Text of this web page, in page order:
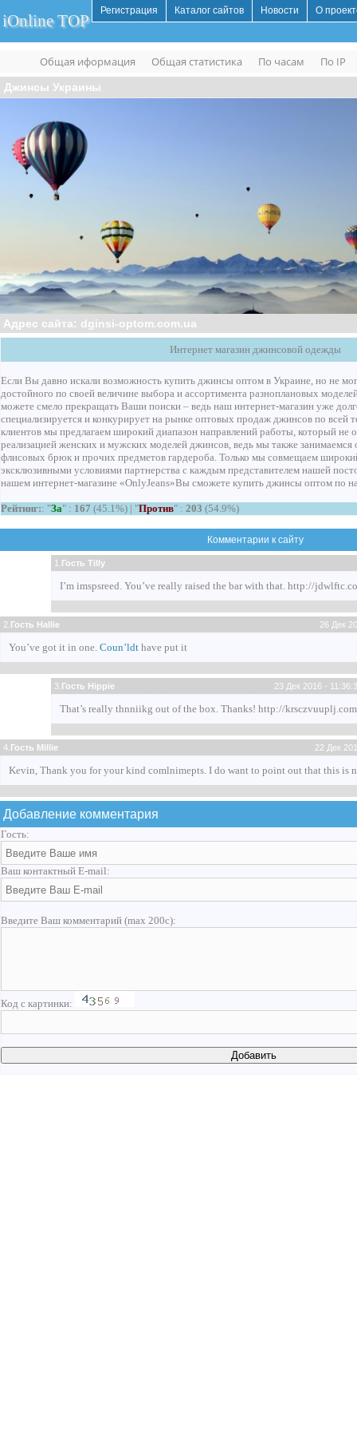
iOnline TOP
Регистрация Каталог сайтов Новости О
Общая иформация Общая статистика По часам По IP
Джинсы Украины
Адрес сайта: dginsi-optom.com.ua
Интернет магазин джинсовой одежды
Если Вы давно искали возможность купить джинсы оптом в Украине, но не
достойного по своей величине выбора и ассортимента разноплановых
можете смело прекращать Ваши поиски – ведь наш интернет-магазин уже
специализируется и конкурирует на рынке оптовых продаж джинсов по
клиентов мы предлагаем широкий диапазон направлений работы, который не
реализацией женских и мужских моделей джинсов, ведь мы также
флисовых брюк и прочих предметов гардероба. Только мы совмещаем
эксклюзивными условиями партнерства с каждым представителем нашей
нашем интернет-магазине «OnlyJeans»Вы сможете купить джинсы оптом по
Рейтинг:: "За" : 167 (45.1%) | "Против" : 203 (54.9%)
Комментарии к сайту
1. Гость Tilly
I’m imspsreed. You’ve really raised the bar with that. http://
2. Гость Hallie 26 Дек
You’ve got it in one. Coun’ldt have put it
3. Гость Hippie 23 Дек 2016 -
That’s really thnniikg out of the box. Thanks! http://
4. Гость Millie 22 Дек
Kevin, Thank you for your kind comlnimepts. I do want to point out that this is
Добавление комментария
Гость:
Ваш контактный E-mail:
Введите Ваш комментарий (max 200с):
Код с картинки: